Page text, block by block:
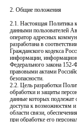
2. Общие положения
2.1. Настоящая Политика
данными пользователей
оператор адресных
разработана в
Гражданского кодекса
информации,
Федерального закона
правовыми актами
безопасности.
2.2. Цель разработки
обработки и защиты
данные которых подлежат
доступа к возможностям
области связи,
при обработке его